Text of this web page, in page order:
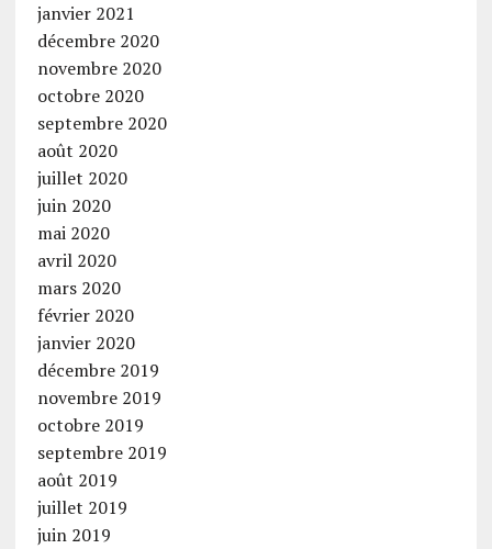
janvier 2021
décembre 2020
novembre 2020
octobre 2020
septembre 2020
août 2020
juillet 2020
juin 2020
mai 2020
avril 2020
mars 2020
février 2020
janvier 2020
décembre 2019
novembre 2019
octobre 2019
septembre 2019
août 2019
juillet 2019
juin 2019